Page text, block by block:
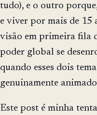
tudo), e o outro
e viver por mais de 15
visão em primeira fila
poder global se
quando esses dois
genuinamente
Este post é minha